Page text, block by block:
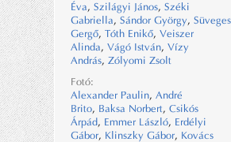
Éva, Szilágyi János, Széki
Gabriella, Sándor György, Süveges
Gergő, Tóth Enikő, Veiszer
Alinda, Vágó István, Vízy
András, Zólyomi Zsolt
Fotó:
Alexander Paulin, André
Brito, Baksa Norbert, Csikós
Árpád, Emmer László, Erdélyi
Gábor, Klinszky Gábor, Kovács